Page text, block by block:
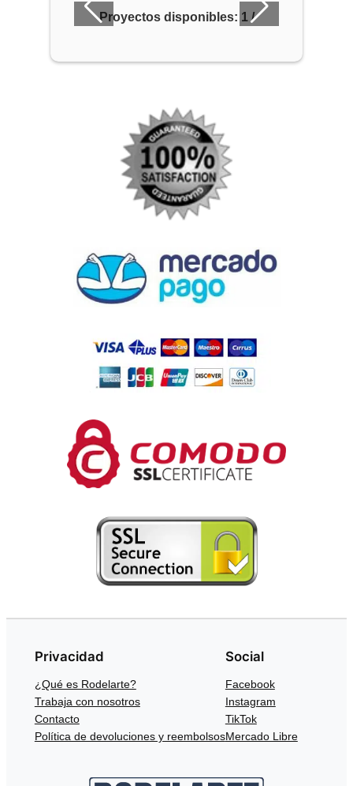
Proyectos disponibles: 1/
Privacidad
¿Qué es Rodelarte?
Trabaja con nosotros
Contacto
Política de devoluciones y reembolsos
Social
Facebook
Instagram
TikTok
Mercado Libre